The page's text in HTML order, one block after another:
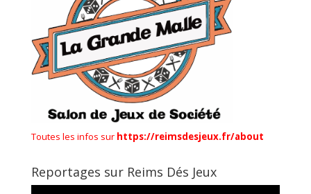
Toutes les infos sur https://reimsdesjeux.fr/about
Reportages sur Reims Dés Jeux